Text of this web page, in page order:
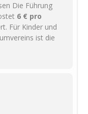
Die Führung
6 € pro
Für Kinder und
ist die